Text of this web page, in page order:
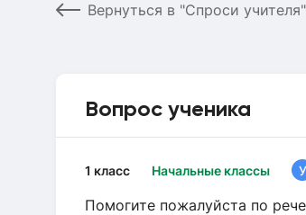
Вернуться в "Спроси учителя"
Вопрос ученика
Начальные классы
1 класс У
Помогите пожалуйста по